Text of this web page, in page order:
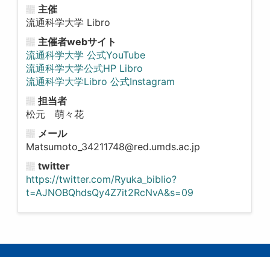
主催
流通科学大学 Libro
主催者webサイト
流通科学大学 公式YouTube
流通科学大学公式HP Libro
流通科学大学Libro 公式Instagram
担当者
松元 萌々花
メール
Matsumoto_34211748@red.umds.ac.jp
twitter
https://twitter.com/Ryuka_biblio?
t=AJNOBQhdsQy4Z7it2RcNvA&s=09